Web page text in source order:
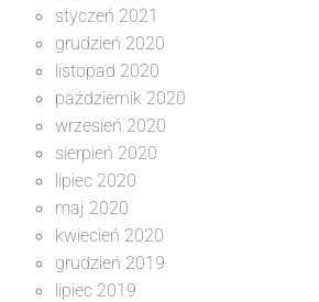
styczeń 2021
grudzień 2020
listopad 2020
październik 2020
wrzesień 2020
sierpień 2020
lipiec 2020
maj 2020
kwiecień 2020
grudzień 2019
lipiec 2019